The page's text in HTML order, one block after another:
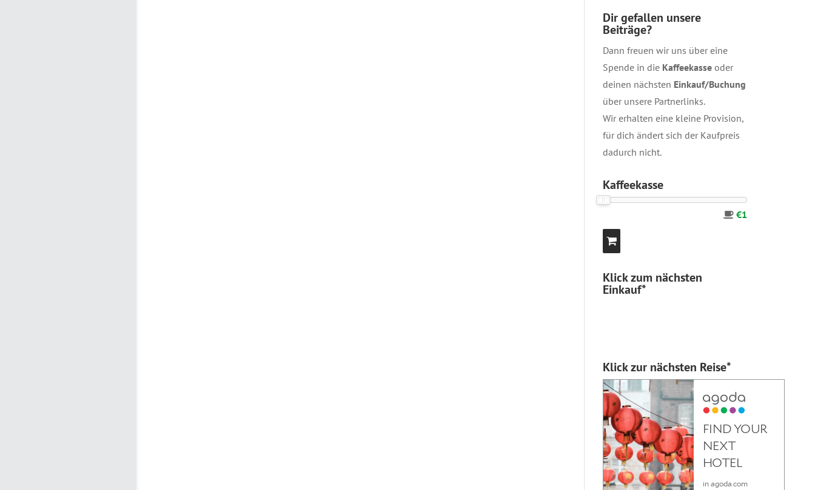
Dir gefallen unsere
Beiträge?
Dann freuen wir uns über eine
Spende in die Kaffeekasseoder
deinen nächsten Einkauf/Buchung
über unsere Partnerlinks.
Wir erhalten eine kleine Provision,
für dich ändert sich der Kaufpreis
dadurch nicht.
Kaffeekasse
€1
Klick zum nächsten
Einkauf*
Klick zur nächsten Reise*